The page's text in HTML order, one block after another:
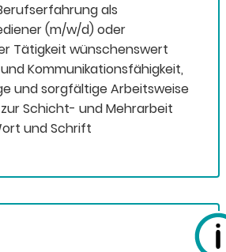
als
(m/w/d) oder
Tätigkeit wünschenswert
Kommunikationsfähigkeit,
und sorgfältige Arbeitsweise
Schicht- und Mehrarbeit
und Schrift